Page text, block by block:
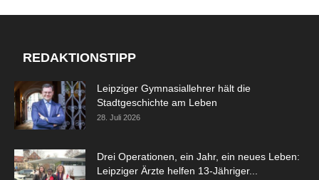
REDAKTIONSTIPP
Leipziger Gymnasiallehrer hält die
Stadtgeschichte am Leben
28. Juli 2026
Drei Operationen, ein Jahr, ein neues Leben:
Leipziger Ärzte helfen 13-Jähriger...